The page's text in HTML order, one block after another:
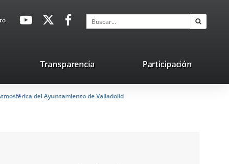
avaHeaderSocial
Enlace
externa.
Enlace
aplicación
externa.
Enlace
aplicación
externa.
Buscar
Transparencia Participación
del Ayuntamiento de Valladolid